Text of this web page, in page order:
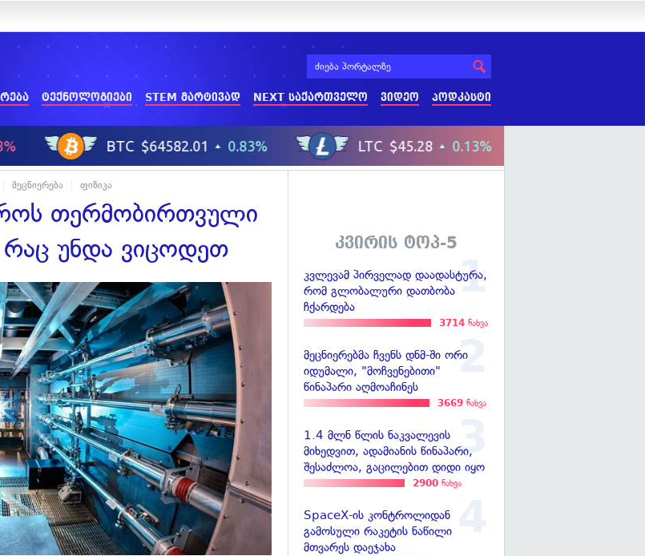
ტექნოლოგიები STEM მარტივად NEXT საქართველო ვიდეო პოდკასტი
მეცნიერება ფიზიკა
თერმობირთვული
უნდა ვიცოდეთ
კვირის ტოპ-5
კვლევამ პირველად დაადასტურა,
რომ გლობალური დათბობა
ჩქარდება
3714 ნახვა
მეცნიერებმა ჩვენს დნმ-ში ორი
იდუმალი, "მოჩვენებითი"
წინაპარი აღმოაჩინეს
3669 ნახვა
1.4 მლნ წლის ნაკვალევის
მიხედვით, ადამიანის წინაპარი,
შესაძლოა, გაცილებით დიდი იყო
2900 ნახვა
SpaceX-ის კონტროლიდან
გამოსული რაკეტის ნაწილი
მთვარეს დაეჯახა